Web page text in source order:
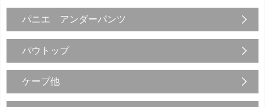
パニエ アンダーパンツ
パウトップ
ケープ他